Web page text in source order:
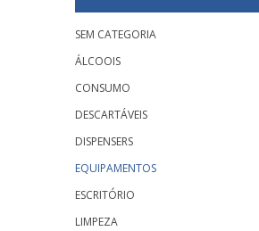
SEM CATEGORIA
ÁLCOOIS
CONSUMO
DESCARTÁVEIS
DISPENSERS
EQUIPAMENTOS
ESCRITÓRIO
LIMPEZA